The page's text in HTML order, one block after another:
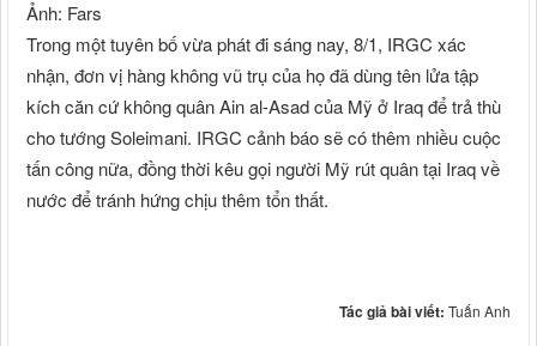
Ảnh: Fars
Trong một tuyên bố vừa phát đi sáng nay, 8/1, IRGC xác
nhận, đơn vị hàng không vũ trụ của họ đã dùng tên lửa tập
kích căn cứ không quân Ain al-Asad của Mỹ ở Iraq để trả thù
cho tướng Soleimani. IRGC cảnh báo sẽ có thêm nhiều cuộc
tấn công nữa, đồng thời kêu gọi người Mỹ rút quân tại Iraq về
nước để tránh hứng chịu thêm tổn thất.
Tác giả bài viết: Tuấn Anh